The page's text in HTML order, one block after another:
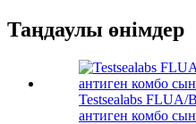
Таңдаулы өнімдер
Testsealabs
антиген комбо